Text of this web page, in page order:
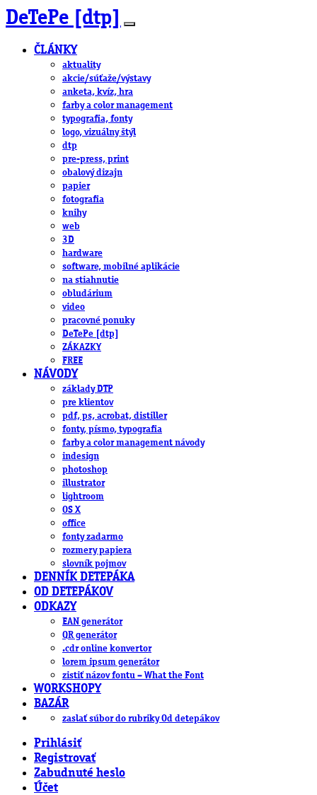
DeTePe [dtp]
ČLÁNKY
aktuality
akcie/súťaže/výstavy
anketa, kvíz, hra
farby a color management
typografia, fonty
logo, vizuálny štýl
dtp
pre-press, print
obalový dizajn
papier
fotografia
knihy
web
3D
hardware
software, mobilné aplikácie
na stiahnutie
obludárium
video
pracovné ponuky
DeTePe [dtp]
ZÁKAZKY
FREE
NÁVODY
základy DTP
pre klientov
pdf, ps, acrobat, distiller
fonty, písmo, typografia
farby a color management návody
indesign
photoshop
illustrator
lightroom
OS X
office
fonty zadarmo
rozmery papiera
slovník pojmov
DENNÍK DETEPÁKA
OD DETEPÁKOV
ODKAZY
EAN generátor
QR generátor
.cdr online konvertor
lorem ipsum generátor
zistiť názov fontu – What the Font
WORKSHOPY
BAZÁR
zaslať súbor do rubriky Od detepákov
Prihlásiť
Registrovať
Zabudnuté heslo
Účet